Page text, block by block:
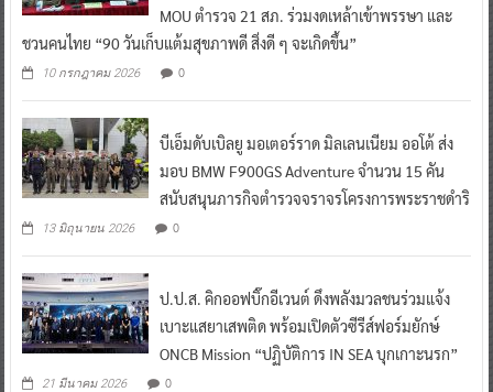
MOU ตำรวจ 21 สภ. ร่วมงดเหล้าเข้าพรรษา และ
ชวนคนไทย “90 วันเก็บแต้มสุขภาพดี สิ่งดี ๆ จะเกิดขึ้น”
10 กรกฎาคม 2026 0
บีเอ็มดับเบิลยู มอเตอร์ราด มิลเลนเนียม ออโต้ ส่ง
มอบ BMW F900GS Adventure จำนวน 15 คัน
สนับสนุนภารกิจตำรวจจราจรโครงการพระราชดำริ
13 มิถุนายน 2026 0
ป.ป.ส. คิกออฟบิ๊กอีเวนต์ ดึงพลังมวลชนร่วมแจ้ง
เบาะแสยาเสพติด พร้อมเปิดตัวซีรีส์ฟอร์มยักษ์
ONCB Mission “ปฏิบัติการ IN SEA บุกเกาะนรก”
21 มีนาคม 2026 0